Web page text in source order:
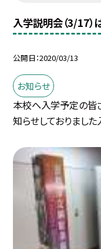
入学説明会（3/17）
公開日 2020/03/13
お知らせ
本校へ入学予定の皆
知らせしておりまし